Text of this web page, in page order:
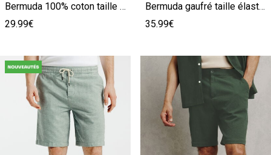
Bermuda 100% coton taille élastiquée
29.99€
Bermuda gaufré taille élastiquée
35.99€